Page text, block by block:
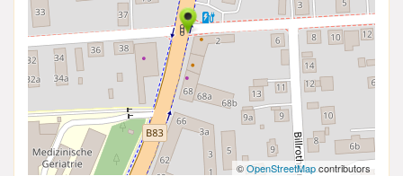
©OpenStreetMapcontributors